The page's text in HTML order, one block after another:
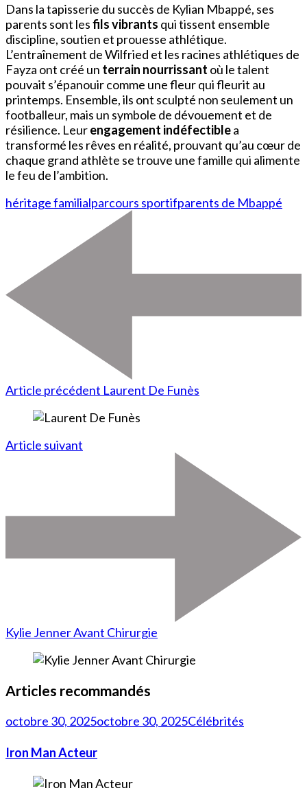
Dans la tapisserie du succès de Kylian Mbappé, ses
parents sont lesfils vibrants qui tissent ensemble
discipline, soutien et prouesse athlétique.
L’entraînement de Wilfried et les racines athlétiques de
Fayza ont créé un terrain nourrissant où le talent
pouvait s’épanouir comme une fleur qui fleurit au
printemps. Ensemble, ils ont sculpté non seulement un
footballeur, mais un symbole de dévouement et de
résilience. Leurengagement indéfectiblea
transformé les rêves en réalité, prouvant qu’au cœur de
chaque grand athlète se trouve une famille qui alimente
le feu de l’ambition.
héritage familialparcours sportifparents de Mbappé
Article précédent Laurent De Funès
Article suivant
Kylie Jenner Avant Chirurgie
Articles recommandés
octobre 30, 2025octobre 30, 2025Célébrités
Iron Man Acteur